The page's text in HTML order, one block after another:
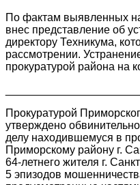
По фактам выявленных
внес представление об
директору Техникума,
рассмотрении.
прокуратурой района на
Прокуратурой
утверждено
делу находившемуся в
Приморскому району г.
64-летнего жителя г.
5 эпизодов